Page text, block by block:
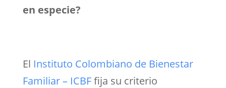
en especie?
El Instituto Colombiano de Bienestar
Familiar – ICBFfija su criterio